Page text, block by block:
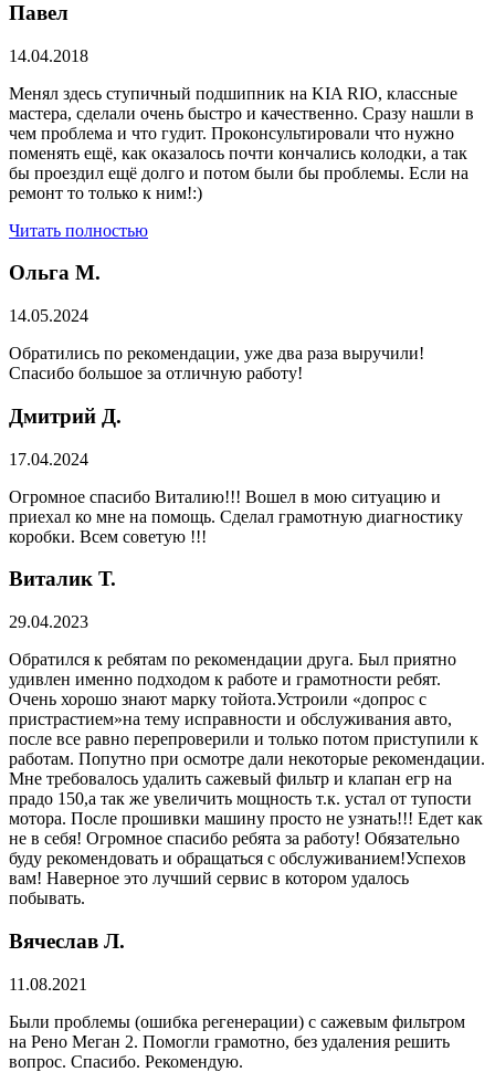
Павел
14.04.2018
Менял здесь ступичный подшипник на KIA RIO, классные
мастера, сделали очень быстро и качественно. Сразу нашли в
чем проблема и что гудит. Проконсультировали что нужно
поменять ещё, как оказалось почти кончались колодки, а так
бы проездил ещё долго и потом были бы проблемы. Если на
ремонт то только к ним!:)
Читать полностью
Ольга М.
14.05.2024
Обратились по рекомендации, уже два раза выручили!
Спасибо большое за отличную работу!
Дмитрий Д.
17.04.2024
Огромное спасибо Виталию!!! Вошел в мою ситуацию и
приехал ко мне на помощь. Сделал грамотную диагностику
коробки. Всем советую !!!
Виталик Т.
29.04.2023
Обратился к ребятам по рекомендации друга. Был приятно
удивлен именно подходом к работе и грамотности ребят.
Очень хорошо знают марку тойота.Устроили «допрос с
пристрастием»на тему исправности и обслуживания авто,
после все равно перепроверили и только потом приступили к
работам. Попутно при осмотре дали некоторые рекомендации.
Мне требовалось удалить сажевый фильтр и клапан егр на
прадо 150,а так же увеличить мощность т.к. устал от тупости
мотора. После прошивки машину просто не узнать!!! Едет как
не в себя! Огромное спасибо ребята за работу! Обязательно
буду рекомендовать и обращаться с обслуживанием!Успехов
вам! Наверное это лучший сервис в котором удалось
побывать.
Вячеслав Л.
11.08.2021
Были проблемы (ошибка регенерации) с сажевым фильтром
на Рено Меган 2. Помогли грамотно, без удаления решить
вопрос. Спасибо. Рекомендую.